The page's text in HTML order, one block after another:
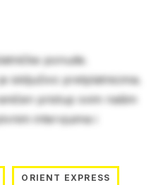
ponude.
isključivo pretplatnicima.
pristup svim našim
intervjuima i
ORIENT EXPRESS